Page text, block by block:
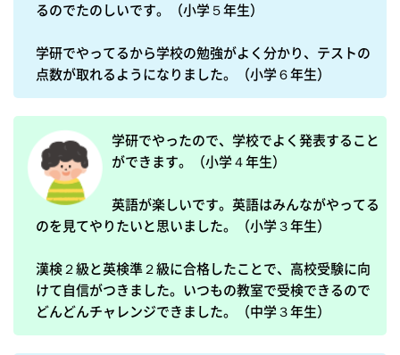
るのでたのしいです。（小学５年生）
学研でやってるから学校の勉強がよく分かり、テストの
点数が取れるようになりました。（小学６年生）
学研でやったので、学校でよく発表すること
ができます。（小学４年生）
英語が楽しいです。英語はみんながやってる
のを見てやりたいと思いました。（小学３年生）
漢検２級と英検準２級に合格したことで、高校受験に向
けて自信がつきました。いつもの教室で受検できるので
どんどんチャレンジできました。（中学３年生）